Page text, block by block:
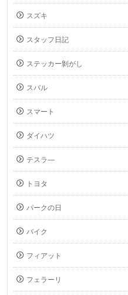
スズキ
スタッフ日記
ステッカー剝がし
スバル
スマート
ダイハツ
テスラ―
トヨタ
パークの日
バイク
フィアット
フェラーリ